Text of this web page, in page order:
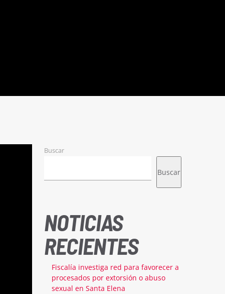
Buscar
Buscar
NOTICIAS
RECIENTES
Fiscalía investiga red para favorecer a
procesados por extorsión o abuso
sexual en Santa Elena